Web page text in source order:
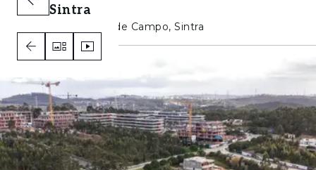
Sintra
Belas Clube de Campo, Sintra